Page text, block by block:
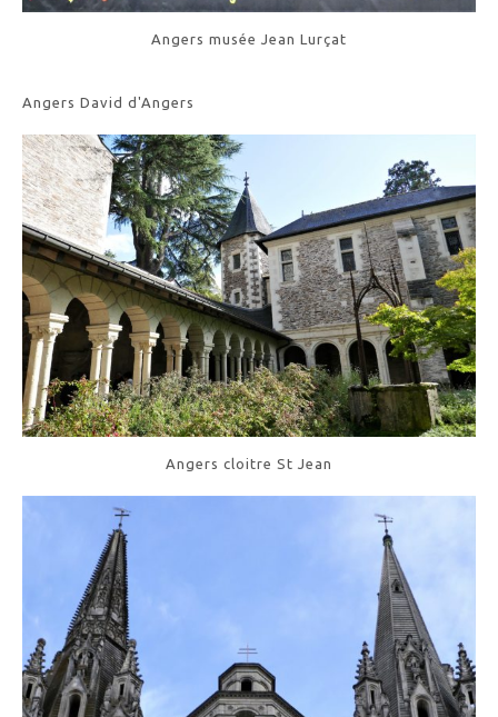
Angers musée Jean Lurçat
Angers David d'Angers
Angers cloitre St Jean